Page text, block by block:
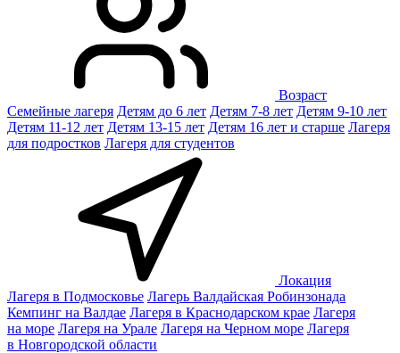
Возраст
Семейные лагеря Детям до 6 лет Детям 7-8 лет Детям 9-10 лет
Детям 11-12 лет Детям 13-15 лет Детям 16 лет и старше Лагеря
для подростков Лагеря для студентов
Локация
Лагеря в Подмосковье Лагерь Валдайская Робинзонада
Кемпинг на Валдае Лагеря в Краснодарском крае Лагеря
на море Лагеря на Урале Лагеря на Черном море Лагеря
в Новгородской области